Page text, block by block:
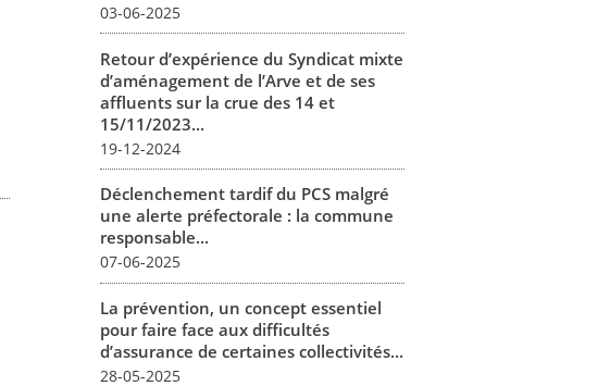
03-06-2025
Retour d’expérience du Syndicat mixte
d’aménagement de l’Arve et de ses
affluents sur la crue des 14 et
15/11/2023...
19-12-2024
Déclenchement tardif du PCS malgré
une alerte préfectorale : la commune
responsable...
07-06-2025
La prévention, un concept essentiel
pour faire face aux difficultés
d’assurance de certaines collectivités...
28-05-2025